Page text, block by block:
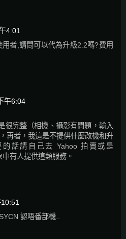
4:01
者,請問可以代為升級2.2嗎?費用
午6:04
很完整（相機、攝影有問題，輸入
再者，我這是不提供什麼改機和升
話請自己去 Yahoo 拍賣或是
有人提供這類服務。
認唔番部機..